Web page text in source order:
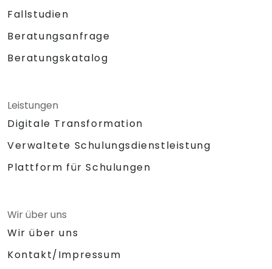
Fallstudien
Beratungsanfrage
Beratungskatalog
Leistungen
Digitale Transformation
Verwaltete Schulungsdienstleistung
Plattform für Schulungen
Wir über uns
Wir über uns
Kontakt/Impressum